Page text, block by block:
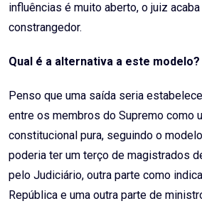
influências é muito aberto, o juiz
constrangedor.
Qual é a alternativa a este modelo?
Penso que uma saída seria
entre os membros do Supremo como
constitucional pura, seguindo o
poderia ter um terço de magistrados
pelo Judiciário, outra parte como
República e uma outra parte de